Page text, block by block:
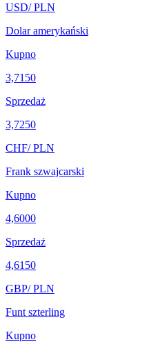
USD/ PLN
Dolar amerykański
Kupno
3,7150
Sprzedaż
3,7250
CHF/ PLN
Frank szwajcarski
Kupno
4,6000
Sprzedaż
4,6150
GBP/ PLN
Funt szterling
Kupno